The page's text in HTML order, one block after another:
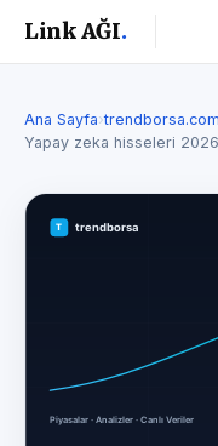
Link AĞI.
Ana Sayfa›trendborsa.com
Yapay zeka hisseleri